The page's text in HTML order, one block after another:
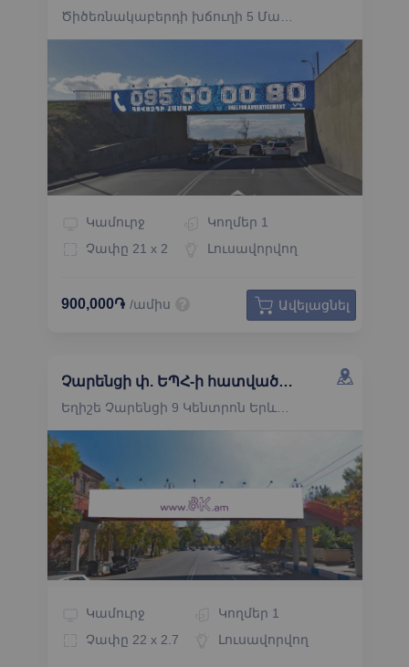
Կամուրջ
Չափը 21 x 2
Կողմեր 1
Լուսավորվող
Ավելացնել
900,000֏ /ամիս
Չարենցի փ. ԵՊՀ-ի հատված դեպի Սայաթ-Նովա պողոտա կամուրջի ճակատ
Կամուրջ
Չափը 22 x 2.7
Կողմեր 1
Լուսավորվող